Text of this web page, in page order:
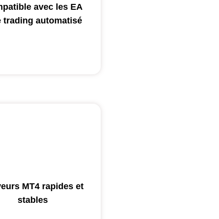
avec les EA
trading automatisé
MT4 rapides et
stables